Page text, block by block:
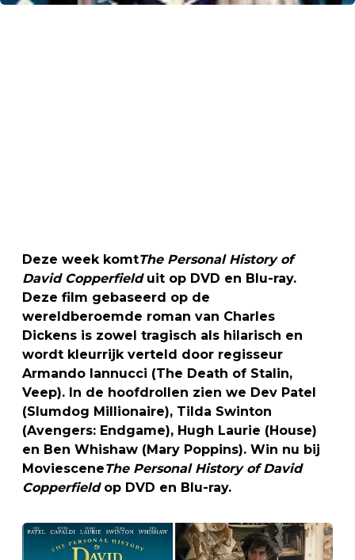
Deze week komtThe Personal History of
David Copperfield uit op DVD en Blu-ray.
Deze film gebaseerd op de
wereldberoemde roman van Charles
Dickens is zowel tragisch als hilarisch en
wordt kleurrijk verteld door regisseur
Armando Iannucci (The Death of Stalin,
Veep). In de hoofdrollen zien we Dev Patel
(Slumdog Millionaire), Tilda Swinton
(Avengers: Endgame), Hugh Laurie (House)
en Ben Whishaw (Mary Poppins). Win nu bij
MoviesceneThe Personal History of David
Copperfield op DVD en Blu-ray.